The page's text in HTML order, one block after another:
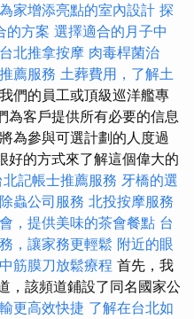
為家增添亮點的室內設計 探
的方案 選擇適合的月子中
台北推拿按摩 肉毒桿菌治
薦服務 土葬費用，了解土
我們的員工或頂級巡洋艦專
為客戶提供所有必要的信息
為參與可選計劃的人度過
好的方式來了解這個偉大的
北記帳士推薦服務 牙橋的選
蟲公司服務 北投按摩服務
，提供美味的茶會餐點 台
，讓家務更輕鬆 附近的眼
筋膜刀放鬆療程 首先，我
該頻道鋪設了同名國家公
更高效快捷 了解在台北如